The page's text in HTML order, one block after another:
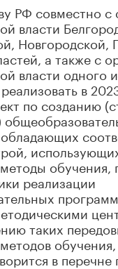
РФ совместно с
власти
Новгородской,
а также с
власти одного
в
по созданию
реализации
таких
в перечне